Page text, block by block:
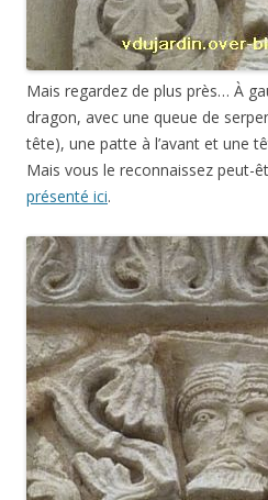
Mais regardez de plus près… À
dragon, avec une queue de
tête), une patte à l’avant et une
Mais vous le reconnaissez peut-
présenté ici.